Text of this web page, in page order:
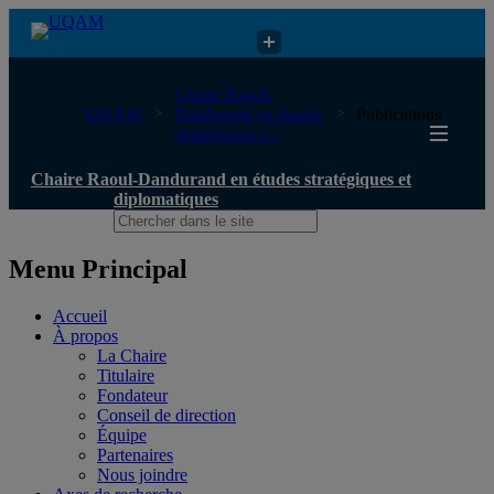
Chaire Raoul-Dandurand en études stratégiques et diplomatiques
UQAM
Chaire Raoul-
Dandurand en études
stratégiques e...
Publications
Chaire Raoul-Dandurand en études stratégiques et
diplomatiques
Menu Principal
Accueil
À propos
La Chaire
Titulaire
Fondateur
Conseil de direction
Équipe
Partenaires
Nous joindre